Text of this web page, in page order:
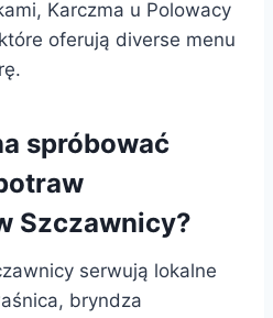
Karczma u Polowacy
oferują diverse menu
spróbować
Szczawnicy?
serwują lokalne
bryndza